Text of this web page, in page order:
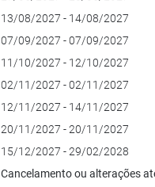
13/08/2027 - 14/08/2027
07/09/2027 - 07/09/2027
11/10/2027 - 12/10/2027
02/11/2027 - 02/11/2027
12/11/2027 - 14/11/2027
20/11/2027 - 20/11/2027
15/12/2027 - 29/02/2028
Cancelamento ou alterações